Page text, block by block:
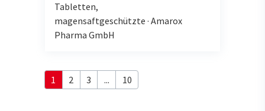
Tabletten,
magensaftgeschützte · Amarox
Pharma GmbH
1 2 3 ... 10